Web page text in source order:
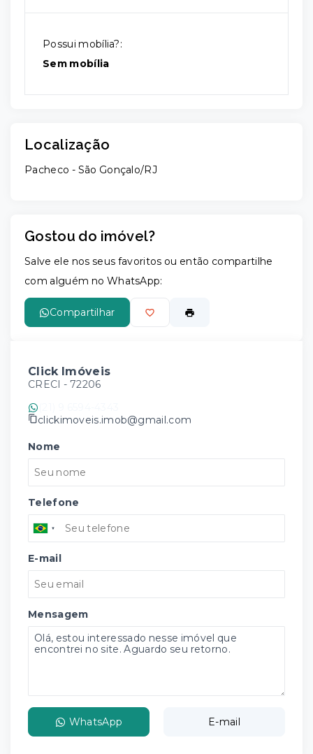
Possui mobília?:
Sem mobília
Localização
Pacheco - São Gonçalo/RJ
Gostou do imóvel?
Salve ele nos seus favoritos ou então compartilhe
com alguém no WhatsApp:
Compartilhar
Click Imóveis
CRECI - 72206
clickimoveis.imob@gmail.com
Nome
Telefone
E-mail
Mensagem
WhatsApp E-mail